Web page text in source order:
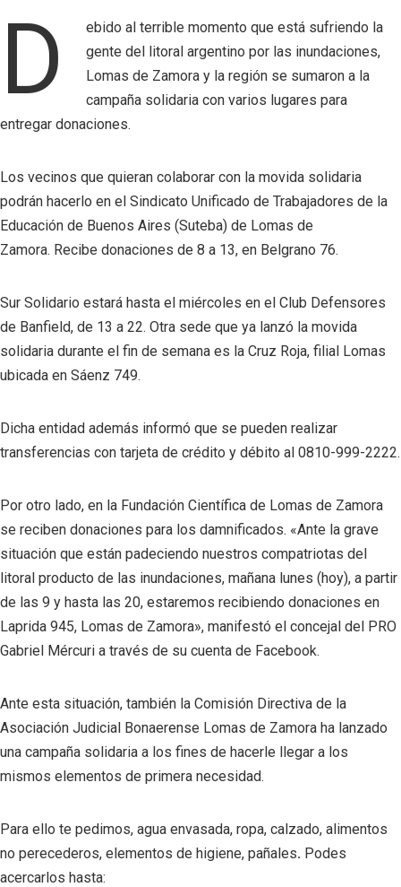
D
ebido al terrible momento que está sufriendo la
gente del litoral argentino por las inundaciones,
Lomas de Zamora y la región se sumaron a la
campaña solidaria con varios lugares para
entregar donaciones.
Los vecinos que quieran colaborar con la movida solidaria
podrán hacerlo en el Sindicato Unificado de Trabajadores de la
Educación de Buenos Aires (Suteba) de Lomas de
Zamora. Recibe donaciones de 8 a 13, en Belgrano 76.
Sur Solidario estará hasta el miércoles en el Club Defensores
de Banfield, de 13 a 22. Otra sede que ya lanzó la movida
solidaria durante el fin de semana es la Cruz Roja, filial Lomas
ubicada en Sáenz 749.
Dicha entidad además informó que se pueden realizar
transferencias con tarjeta de crédito y débito al 0810-999-2222.
Por otro lado, en la Fundación Científica de Lomas de Zamora
se reciben donaciones para los damnificados. «Ante la grave
situación que están padeciendo nuestros compatriotas del
litoral producto de las inundaciones, mañana lunes (hoy), a partir
de las 9 y hasta las 20, estaremos recibiendo donaciones en
Laprida 945, Lomas de Zamora», manifestó el concejal del PRO
Gabriel Mércuri a través de su cuenta de Facebook.
Ante esta situación, también la Comisión Directiva de la
Asociación Judicial Bonaerense Lomas de Zamora ha lanzado
una campaña solidaria a los fines de hacerle llegar a los
mismos elementos de primera necesidad.
Para ello te pedimos, agua envasada, ropa, calzado, alimentos
no perecederos, elementos de higiene, pañales. Podes
acercarlos hasta: